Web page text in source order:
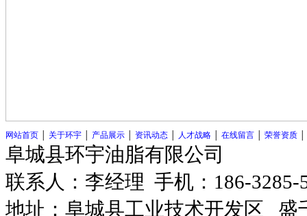
网站首页 关于环宇 产品展示 资讯动态 人才战略 在线留言 荣誉资质
阜城县环宇油脂有限公司
联系人：李经理 手机：186-
地址：阜城县工业技术开发区 盛